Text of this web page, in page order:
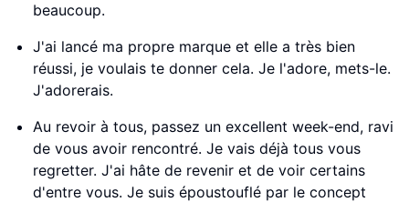
beaucoup.
J'ai lancé ma propre marque et elle a très bien
réussi, je voulais te donner cela. Je l'adore, mets-le.
J'adorerais.
Au revoir à tous, passez un excellent week-end, ravi
de vous avoir rencontré. Je vais déjà tous vous
regretter. J'ai hâte de revenir et de voir certains
d'entre vous. Je suis époustouflé par le concept